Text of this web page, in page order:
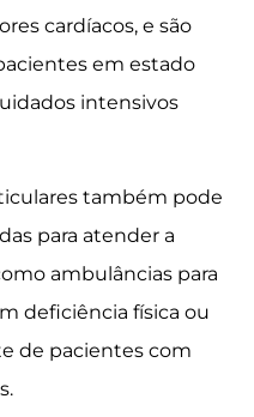
cardíacos, e são
em estado
intensivos
também pode
para atender a
ambulâncias para
deficiência física ou
de pacientes com